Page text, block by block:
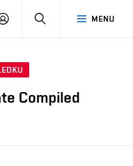
MENU
PŘIHLÁSIT
Compiled